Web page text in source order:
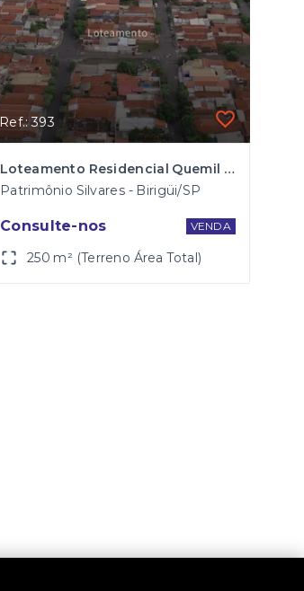
Ref.: 393
Loteamento Residencial Quemil em Birigui
Patrimônio Silvares - Birigüi/SP
Consulte-nos VENDA
250 m² (Terreno Área Total)